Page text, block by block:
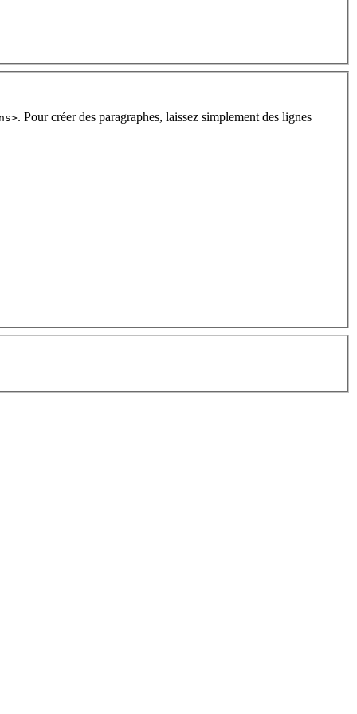
. Pour créer des paragraphes, laissez simplement des lignes